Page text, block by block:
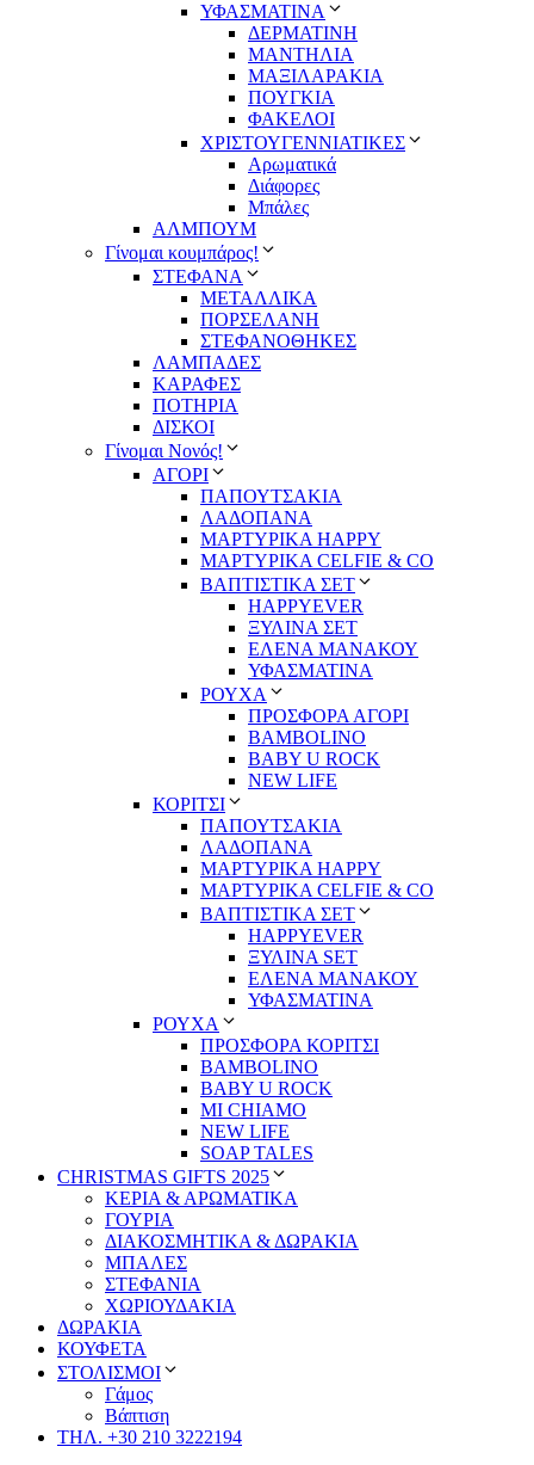
ΥΦΑΣΜΑΤΙΝA
ΔΕΡΜΑΤΙΝΗ
ΜΑΝΤΗΛΙΑ
ΜΑΞΙΛΑΡΑΚΙΑ
ΠΟΥΓΚΙΑ
ΦΑΚΕΛΟΙ
ΧΡΙΣΤΟΥΓΕΝΝΙΑΤΙΚΕΣ
Αρωματικά
Διάφορες
Μπάλες
ΑΛΜΠΟΥΜ
Γίνομαι κουμπάρος!
ΣΤΕΦΑΝΑ
ΜΕΤΑΛΛΙΚΑ
ΠΟΡΣΕΛΑΝΗ
ΣΤΕΦΑΝΟΘΗΚΕΣ
ΛΑΜΠΑΔΕΣ
ΚΑΡΑΦΕΣ
ΠΟΤΗΡΙΑ
ΔΙΣΚΟΙ
Γίνομαι Νονός!
ΑΓΟΡΙ
ΠΑΠΟΥΤΣΑΚΙΑ
ΛΑΔΟΠΑΝΑ
ΜΑΡΤΥΡΙΚΑ HAPPY
ΜΑΡΤΥΡΙΚΑ CELFIE & CO
ΒΑΠΤΙΣΤΙΚΑ ΣΕΤ
HAPPYEVER
ΞΥΛΙΝΑ ΣΕΤ
ΕΛΕΝΑ ΜΑΝΑΚΟΥ
ΥΦΑΣΜΑΤΙΝΑ
ΡΟΥΧΑ
ΠΡΟΣΦΟΡΑ ΑΓΟΡΙ
BAMBOLINO
BABY U ROCK
NEW LIFE
ΚΟΡΙΤΣΙ
ΠΑΠΟΥΤΣΑΚΙΑ
ΛΑΔΟΠΑΝΑ
ΜΑΡΤΥΡΙΚΑ HAPPY
ΜΑΡΤΥΡΙΚΑ CELFIE & CO
ΒΑΠΤΙΣΤΙΚΑ ΣΕΤ
HAPPYEVER
ΞΥΛΙΝΑ SET
ΕΛΕΝΑ ΜΑΝΑΚΟΥ
ΥΦΑΣΜΑΤΙΝΑ
ΡΟΥΧΑ
ΠΡΟΣΦΟΡΑ ΚΟΡΙΤΣΙ
BAMBOLINO
BABY U ROCK
MI CHIAMO
NEW LIFE
SOAP TALES
CHRISTMAS GIFTS 2025
ΚΕΡΙΑ & ΑΡΩΜΑΤΙΚΑ
ΓΟΥΡΙΑ
ΔΙΑΚΟΣΜΗΤΙΚΑ & ΔΩΡΑΚΙΑ
ΜΠΑΛΕΣ
ΣΤΕΦΑΝΙΑ
ΧΩΡΙΟΥΔΑΚΙΑ
ΔΩΡΑΚΙΑ
ΚΟΥΦΕΤΑ
ΣΤΟΛΙΣΜΟΙ
Γάμος
Βάπτιση
ΤΗΛ. +30 210 3222194